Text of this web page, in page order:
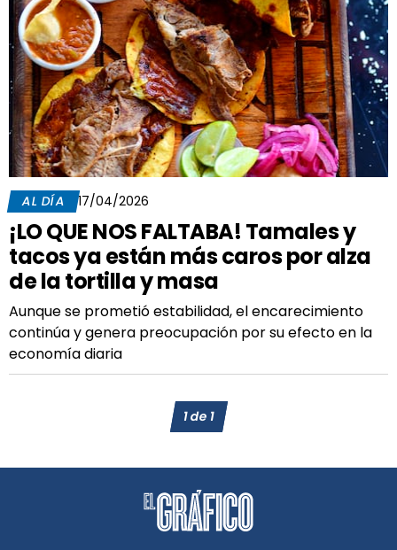
AL DÍA 17/04/2026
¡LO QUE NOS FALTABA! Tamales y
tacos ya están más caros por alza
de la tortilla y masa
Aunque se prometió estabilidad, el encarecimiento
continúa y genera preocupación por su efecto en la
economía diaria
1de1